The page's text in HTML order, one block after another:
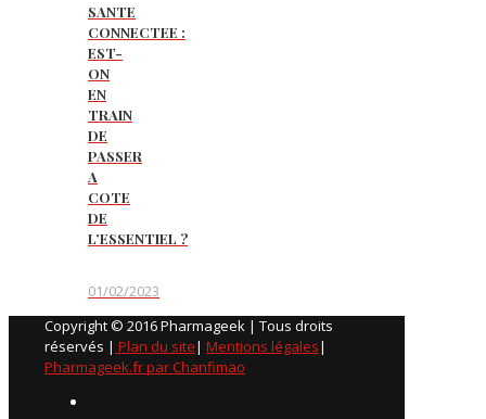
SANTE
CONNECTEE :
EST-
ON
EN
TRAIN
DE
PASSER
A
COTE
DE
L’ESSENTIEL ?
01/02/2023
Copyright © 2016 Pharmageek | Tous droits
réservés | Plan du site| Mentions légales|
Pharmageek.fr par Chanfimao